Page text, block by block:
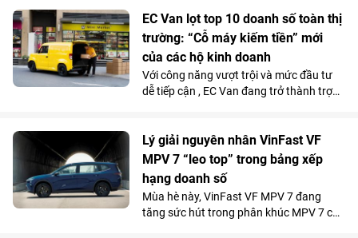
EC Van lọt top 10 doanh số toàn thị
trường: “Cỗ máy kiếm tiền” mới
của các hộ kinh doanh
Với công năng vượt trội và mức đầu tư
dễ tiếp cận , EC Van đang trở thành trợ
rõ qua doanh số 1.092 xe bán ra trong
tháng 5/2026, giúp mẫu xe tải điện của
VinFast góp mặt trong top 10 xe bán
chạy nhất toàn thị trường.
Lý giải nguyên nhân VinFast VF
MPV 7 “leo top” trong bảng xếp
hạng doanh số
Mùa hè này, VinFast VF MPV 7 đang
tăng sức hút trong phân khúc MPV 7 chỗ